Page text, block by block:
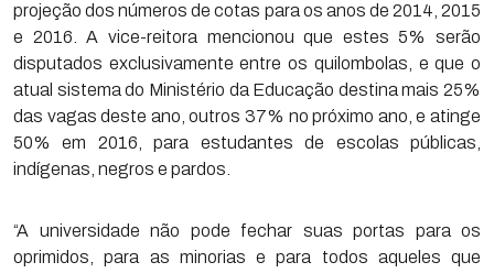
projeção dos números de cotas para os anos de 2014, 2015
e 2016. A vice-reitora mencionou que estes 5% serão
disputados exclusivamente entre os quilombolas, e que o
atual sistema do Ministério da Educação destina mais 25%
das vagas deste ano, outros 37% no próximo ano, e atinge
50% em 2016, para estudantes de escolas públicas,
indígenas, negros e pardos.
“A universidade não pode fechar suas portas para os
oprimidos, para as minorias e para todos aqueles que